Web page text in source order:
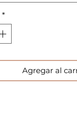
*
Agregar al